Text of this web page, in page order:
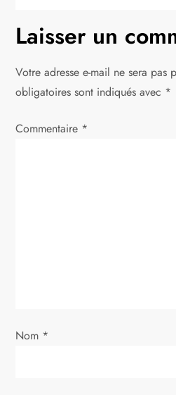
Laisser un
Votre adresse e-mail ne sera pas
obligatoires sont indiqués avec *
Commentaire *
Nom *